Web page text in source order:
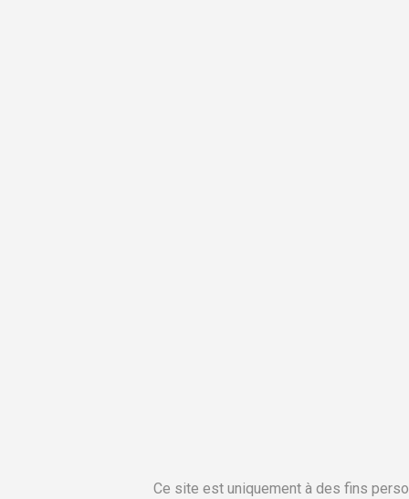
Ce site est uniquement à des fins